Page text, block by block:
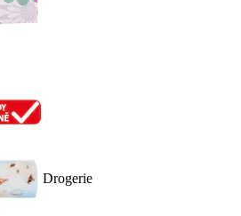
Drogerie